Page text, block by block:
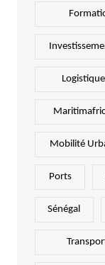
Logistique
Mobilité
Ports
Sénégal